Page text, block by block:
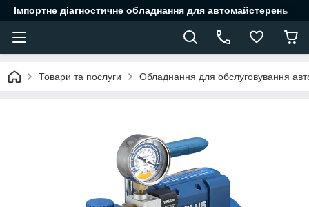
Імпортне діагностичне обладнання для автомайстерень
Товари та послуги Обладнання для обслуговування